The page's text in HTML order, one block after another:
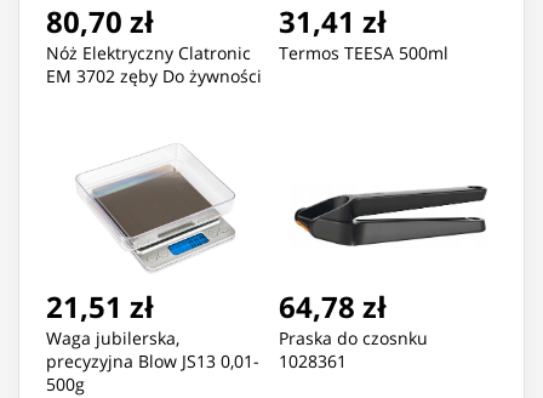
80,70 zł
Nóż Elektryczny Clatronic
EM 3702 zęby Do żywności
31,41 zł
Termos TEESA 500ml
21,51 zł
Waga jubilerska,
precyzyjna Blow JS13 0,01-
500g
64,78 zł
Praska do czosnku
1028361